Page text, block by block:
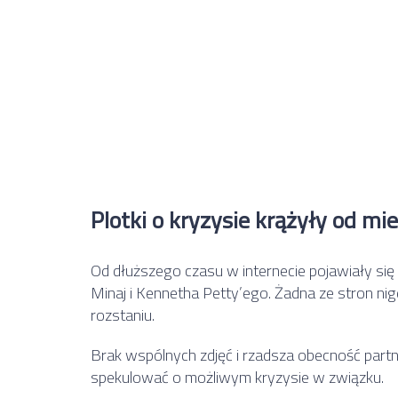
Plotki o kryzysie krążyły od
Od dłuższego czasu w internecie pojawiały
Minaj i Kennetha Petty’ego. Żadna ze stron
rozstaniu.
Brak wspólnych zdjęć i rzadsza obecność
spekulować o możliwym kryzysie w związku.